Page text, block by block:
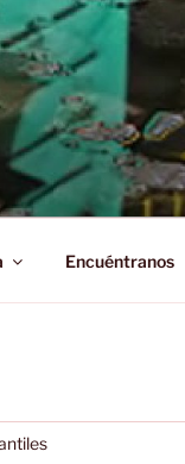
Encuéntranos